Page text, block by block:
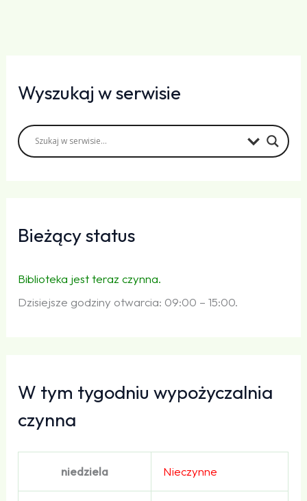
Wyszukaj w serwisie
Bieżący status
Biblioteka jest teraz czynna.
Dzisiejsze godziny otwarcia: 09:00 – 15:00.
W tym tygodniu wypożyczalnia
czynna
niedziela Nieczynne